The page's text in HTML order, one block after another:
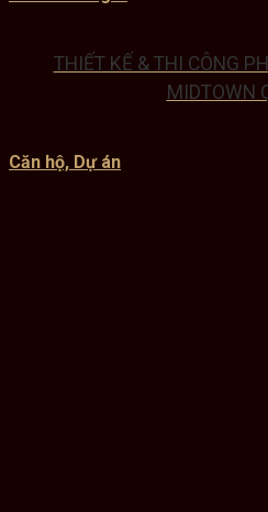
THIẾT KẾ & THI CÔNG
MIDTOWN
Căn hộ, Dự án